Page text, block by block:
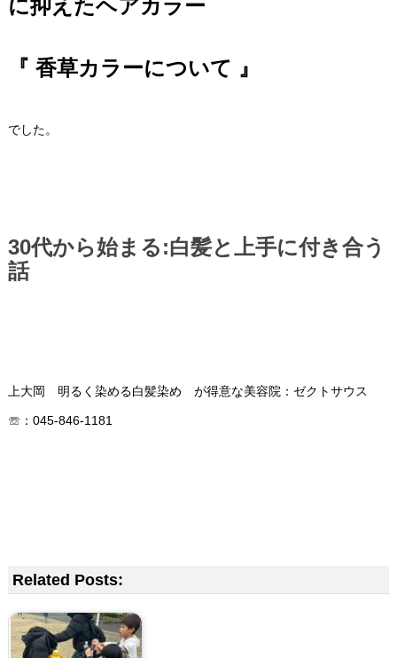
に抑えたヘアカラー
『 香草カラーについて 』
でした。
30代から始まる:白髪と上手に付き合う
話
上大岡 明るく染める白髪染め が得意な美容院：ゼクトサウス
☏：045-846-1181
Related Posts: